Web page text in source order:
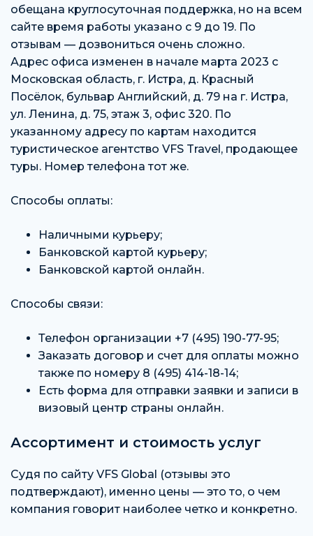
обещана круглосуточная поддержка, но на всем
сайте время работы указано с 9 до 19. По
отзывам — дозвониться очень сложно.
Адрес офиса изменен в начале марта 2023 с
Московская область, г. Истра, д. Красный
Посёлок, бульвар Английский, д. 79 на г. Истра,
ул. Ленина, д. 75, этаж 3, офис 320. По
указанному адресу по картам находится
туристическое агентство VFS Travel, продающее
туры. Номер телефона тот же.
Способы оплаты:
Наличными курьеру;
Банковской картой курьеру;
Банковской картой онлайн.
Способы связи:
Телефон организации +7 (495) 190-77-95;
Заказать договор и счет для оплаты можно
также по номеру 8 (495) 414-18-14;
Есть форма для отправки заявки и записи в
визовый центр страны онлайн.
Ассортимент и стоимость услуг
Судя по сайту VFS Global (отзывы это
подтверждают), именно цены — это то, о чем
компания говорит наиболее четко и конкретно.